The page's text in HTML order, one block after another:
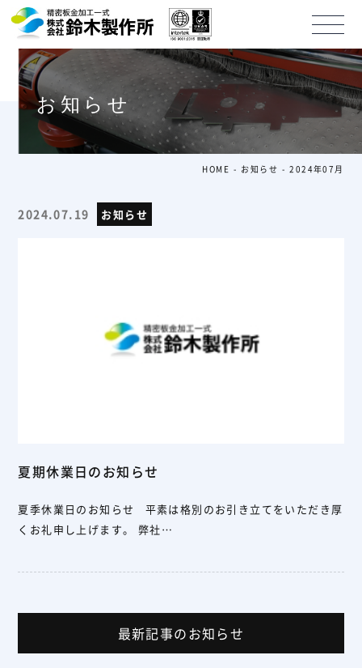
お知らせ
HOME お知らせ 2024年07月
2024.07.19 お知らせ
夏期休業日のお知らせ
夏季休業日のお知らせ 平素は格別のお引き立てをいただき厚
くお礼申し上げます。 弊社…
最新記事のお知らせ